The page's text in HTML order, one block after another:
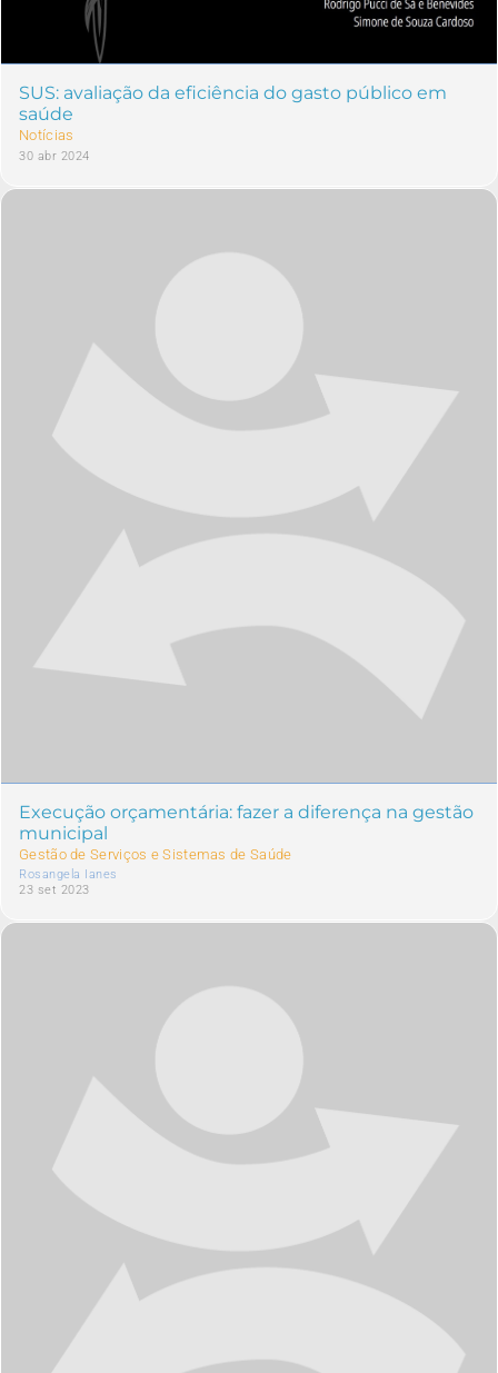
SUS: avaliação da eficiência do gasto público em
saúde
Notícias
30 abr 2024
Execução orçamentária: fazer a diferença na gestão
municipal
Gestão de Serviços e Sistemas de Saúde
Rosangela Ianes
23 set 2023